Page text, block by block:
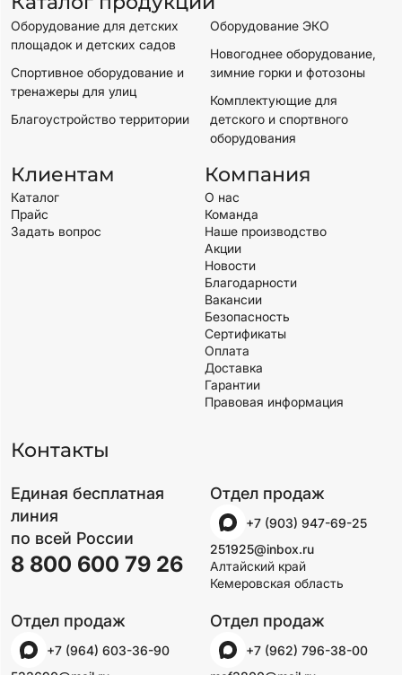
Оборудование для детских
площадок и детских садов
Спортивное оборудование и
тренажеры для улиц
Благоустройство территории
Оборудование ЭКО
Новогоднее оборудование,
зимние горки и фотозоны
Комплектующие для
детского и спортвного
оборудования
Клиентам
Каталог
Прайс
Задать вопрос
Компания
О нас
Команда
Наше производство
Акции
Новости
Благодарности
Вакансии
Безопасность
Сертификаты
Оплата
Доставка
Гарантии
Правовая информация
Контакты
Единая бесплатная
линия
по всей России
8 800 600 79 26
Отдел продаж
+7 (903) 947-69-25
251925@inbox.ru
Алтайский край
Кемеровская область
Отдел продаж
+7 (964) 603-36-90
Отдел продаж
+7 (962) 796-38-00